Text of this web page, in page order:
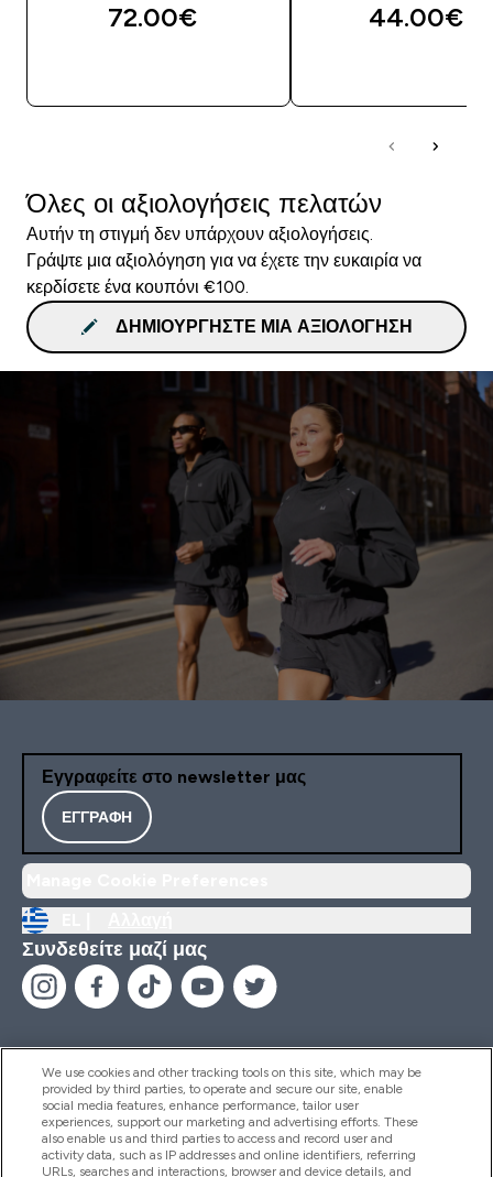
72.00€‎ 44.00€‎
Όλες οι αξιολογήσεις πελατών
Αυτήν τη στιγμή δεν υπάρχουν αξιολογήσεις.
Γράψτε μια αξιολόγηση για να έχετε την ευκαιρία να
κερδίσετε ένα κουπόνι €100.
ΔΗΜΙΟΥΡΓΉΣΤΕ ΜΙΑ ΑΞΙΟΛΌΓΗΣΗ
Εγγραφείτε στο newsletter μας
ΕΓΓΡΑΦΉ
Συνδεθείτε μαζί μας
Βοήθεια & Πληροφορίες
Προϊόντα
We use cookies and other tracking tools on this site, which may be
provided by third parties, to operate and secure our site, enable
social media features, enhance performance, tailor user
experiences, support our marketing and advertising efforts. These
also enable us and third parties to access and record user and
activity data, such as IP addresses and online identifiers, referring
URLs, searches and interactions, browser and device details, and